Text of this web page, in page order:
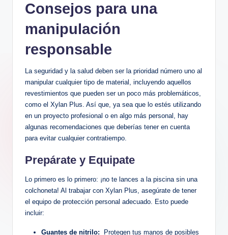
Consejos ‍para una
manipulación
responsable
La seguridad y⁣ la ‌salud deben ser ​la prioridad número uno ⁤al
manipular cualquier tipo de ‌material, incluyendo aquellos
revestimientos que pueden ​ser un⁢ poco⁣ más problemáticos,
como⁤ el Xylan Plus. Así⁤ que, ya sea que lo estés⁢ utilizando
en⁤ un proyecto profesional o⁤ en algo más personal, hay
algunas recomendaciones que deberías‌ tener⁤ en cuenta
para evitar cualquier contratiempo.
Prepárate y‌ Equipate
Lo primero es lo primero: ¡no te ‍lances a la‌ piscina sin una⁣
colchoneta! Al trabajar con Xylan Plus, asegúrate de ‍tener
el equipo⁤ de⁢ protección personal adecuado. Esto⁤ puede
incluir:
Guantes de ‍nitrilo: ‍ Protegen tus ‌manos de posibles